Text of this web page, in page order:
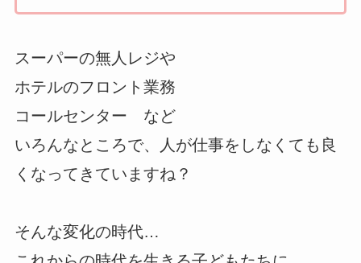
スーパーの無人レジや
ホテルのフロント業務
コールセンター など
いろんなところで、人が仕事をしなくても良
くなってきていますね？
そんな変化の時代…